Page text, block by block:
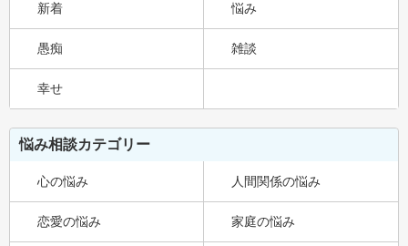
新着 悩み
愚痴 雑談
幸せ
悩み相談カテゴリー
心の悩み 人間関係の悩み
恋愛の悩み 家庭の悩み